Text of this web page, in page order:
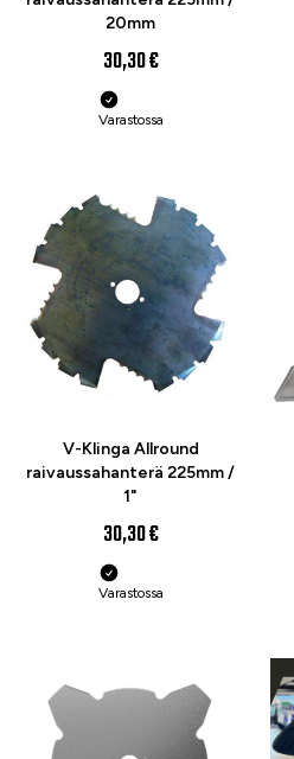
20mm
30,30 €
Varastossa
V-Klinga Allround
raivaussahanterä 225mm /
1"
30,30 €
Varastossa